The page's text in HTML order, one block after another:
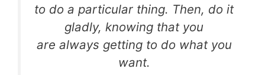
to do a particular thing. Then, do it
gladly, knowing that you
are always getting to do what you
want.